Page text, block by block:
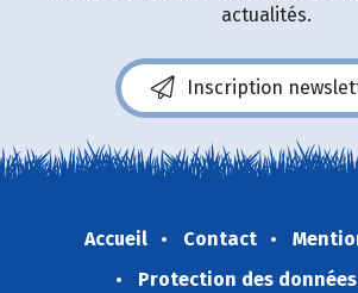
actualités.
Inscription
Accueil Contact
Protection des données